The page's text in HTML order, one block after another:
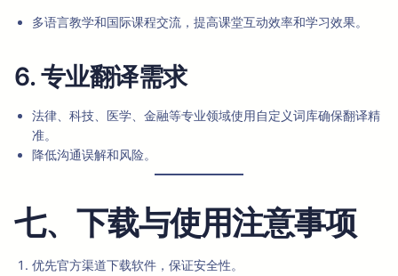
多语言教学和国际课程交流，提高课堂互动效率和学习效果。
6. 专业翻译需求
法律、科技、医学、金融等专业领域使用自定义词库确保翻译精
准。
降低沟通误解和风险。
七、下载与使用注意事项
优先官方渠道下载软件，保证安全性。